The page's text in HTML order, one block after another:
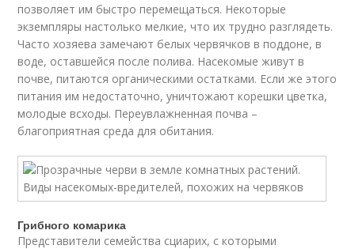
позволяет им быстро перемещаться. Некоторые
экземпляры настолько мелкие, что их трудно разглядеть.
Часто хозяева замечают белых червячков в поддоне, в
воде, оставшейся после полива. Насекомые живут в
почве, питаются органическими остатками. Если же этого
питания им недостаточно, уничтожают корешки цветка,
молодые всходы. Переувлажненная почва –
благоприятная среда для обитания.
Грибного комарика
Представители семейства сциарих, с которыми